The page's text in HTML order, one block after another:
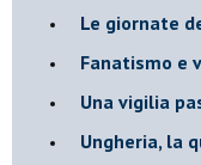
Le giornate
Fanatismo e
Una vigilia
Ungheria, la